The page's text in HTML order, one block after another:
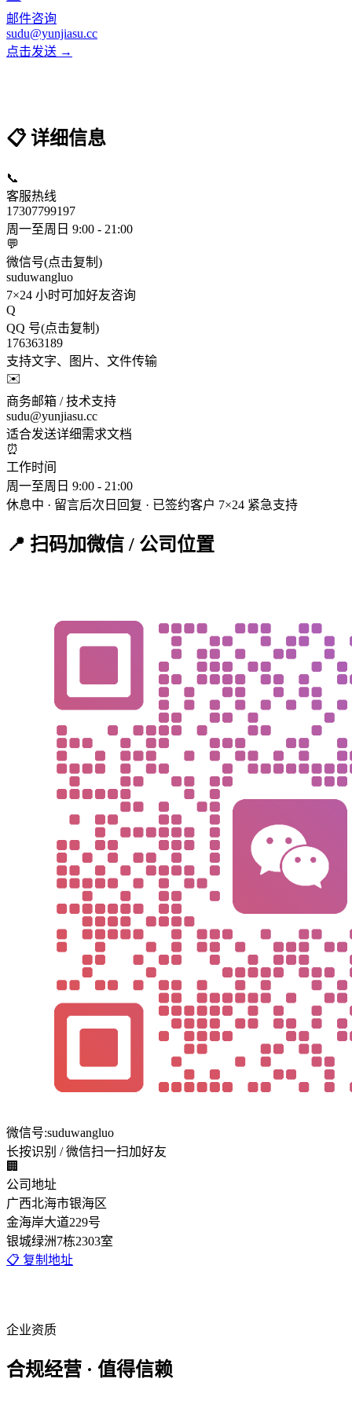
邮件咨询
sudu@yunjiasu.cc
点击发送 →
📋 详细信息
📞
客服热线
17307799197
周一至周日 9:00 - 21:00
💬
微信号(点击复制)
suduwangluo
7×24 小时可加好友咨询
Q
QQ 号(点击复制)
176363189
支持文字、图片、文件传输
✉️
商务邮箱 / 技术支持
sudu@yunjiasu.cc
适合发送详细需求文档
⏰
工作时间
周一至周日 9:00 - 21:00
休息中 · 留言后次日回复 · 已签约客户 7×24 紧急支持
📍 扫码加微信 / 公司位置
微信号:suduwangluo
长按识别 / 微信扫一扫加好友
🏢
公司地址
广西北海市银海区
金海岸大道229号
银城绿洲7栋2303室
📋 复制地址
企业资质
合规经营 · 值得信赖